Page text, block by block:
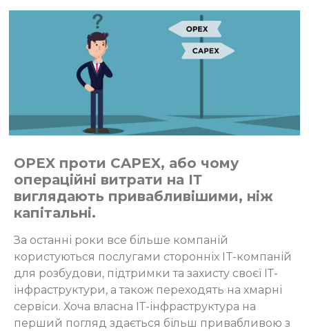
OPEX проти CAPEX, або чому
операційні витрати на ІТ
виглядають привабливішими, ніж
капітальні.
За останні роки все більше компаній
користуються послугами сторонніх IT-компаній
для розбудови, підтримки та захисту своєї ІТ-
інфраструктури, а також переходять на хмарні
сервіси. Хоча власна ІТ-інфраструктура на
перший погляд здається більш привабливою з